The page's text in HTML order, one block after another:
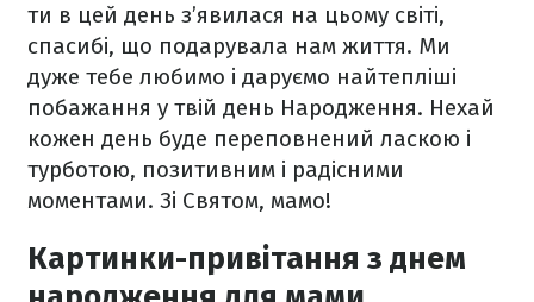
ти в цей день з’явилася на цьому світі,
спасибі, що подарувала нам життя. Ми
дуже тебе любимо і даруємо найтепліші
побажання у твій день Народження. Нехай
кожен день буде переповнений ласкою і
турботою, позитивним і радісними
моментами. Зі Святом, мамо!
Картинки-привітання з днем